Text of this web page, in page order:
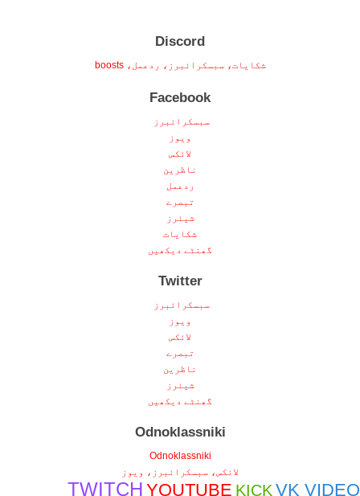
Discord
شکایات، سبسکرائبرز، ردعمل، boosts
Facebook
سبسکرائبرز
ویوز
لائکس
ناظرین
ردعمل
تبصرے
شیئرز
شکایات
گھنٹے دیکھیں
Twitter
سبسکرائبرز
ویوز
لائکس
تبصرے
ناظرین
شیئرز
گھنٹے دیکھیں
Odnoklassniki
Odnoklassniki
لائکس، سبسکرائبرز، ویوز
TWITCH YOUTUBE KICK VK VIDEO